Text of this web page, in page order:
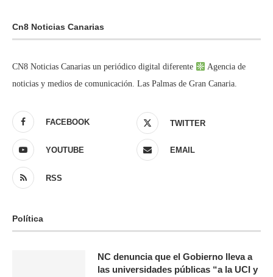
Cn8 Noticias Canarias
CN8 Noticias Canarias un periódico digital diferente
Agencia de
noticias y medios de comunicación. Las Palmas de Gran Canaria.
FACEBOOK TWITTER
YOUTUBE EMAIL
RSS
Política
NC denuncia que el Gobierno lleva a
las universidades públicas “a la UCI y